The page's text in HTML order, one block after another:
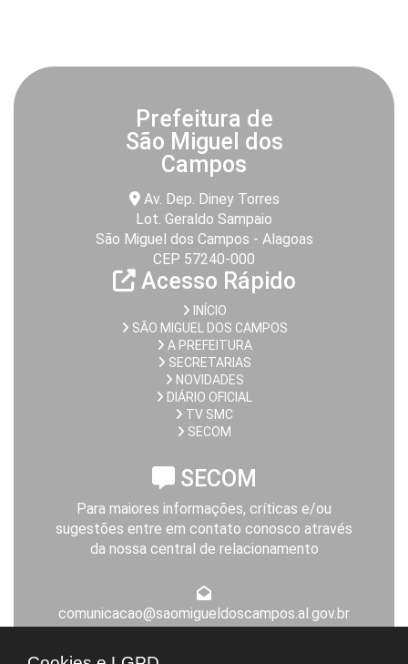
Prefeitura de
São Miguel dos
Campos
Av. Dep. Diney Torres
Lot. Geraldo Sampaio
São Miguel dos Campos - Alagoas
CEP 57240-000
Acesso Rápido
INÍCIO
SÃO MIGUEL DOS CAMPOS
A PREFEITURA
SECRETARIAS
NOVIDADES
DIÁRIO OFICIAL
TV SMC
SECOM
SECOM
Para maiores informações, críticas e/ou
sugestões entre em contato conosco através
da nossa central de relacionamento
comunicacao@saomigueldoscampos.al.gov.br
Expediente da Prefeitura